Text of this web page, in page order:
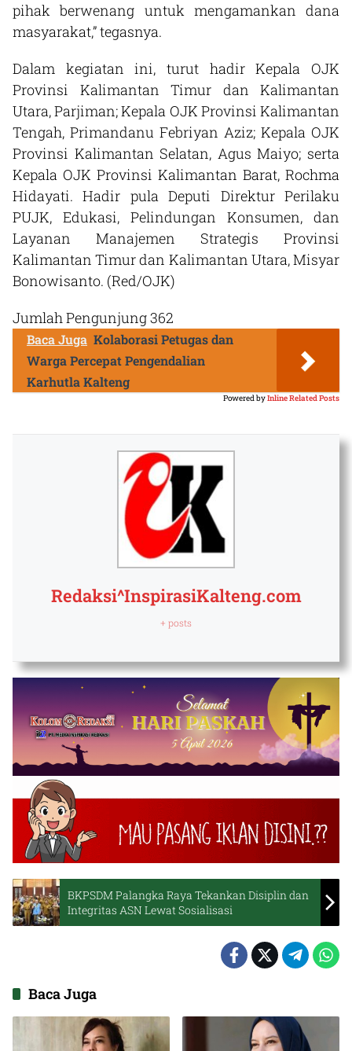
pihak berwenang untuk mengamankan dana
masyarakat,” tegasnya.
Dalam kegiatan ini, turut hadir Kepala OJK
Provinsi Kalimantan Timur dan Kalimantan
Utara, Parjiman; Kepala OJK Provinsi Kalimantan
Tengah, Primandanu Febriyan Aziz; Kepala OJK
Provinsi Kalimantan Selatan, Agus Maiyo; serta
Kepala OJK Provinsi Kalimantan Barat, Rochma
Hidayati. Hadir pula Deputi Direktur Perilaku
PUJK, Edukasi, Pelindungan Konsumen, dan
Layanan Manajemen Strategis Provinsi
Kalimantan Timur dan Kalimantan Utara, Misyar
Bonowisanto. (Red/OJK)
Jumlah Pengunjung362
Baca Juga Kolaborasi Petugas dan
Warga Percepat Pengendalian
Karhutla Kalteng
Powered byInline Related Posts
Redaksi^InspirasiKalteng.com
+ posts
BKPSDM Palangka Raya Tekankan Disiplin dan
Integritas ASN Lewat Sosialisasi
Baca Juga